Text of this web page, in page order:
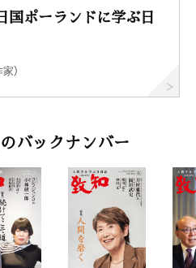
国ポーランドに学ぶ日
）
のバックナンバー